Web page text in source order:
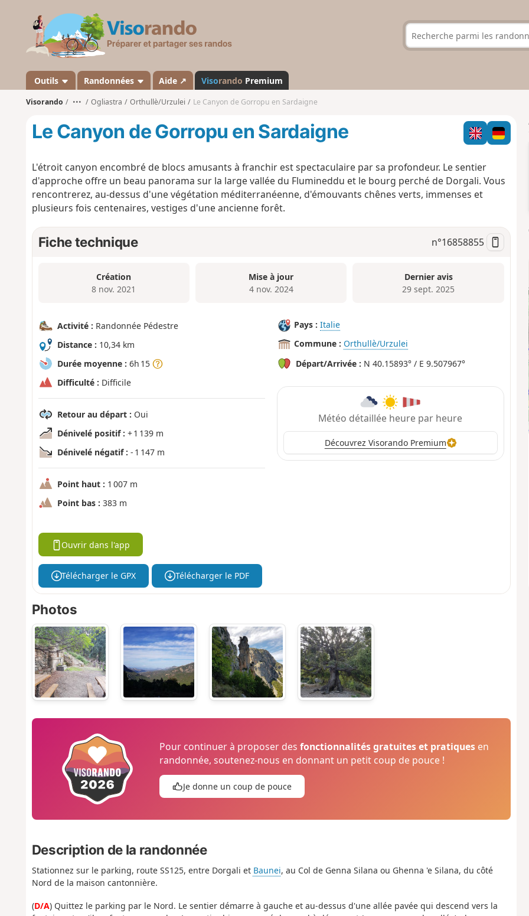
s
a
n
d
Outils Randonnées Aide ↗ Visorando Premium
Visorando ••• Ogliastra Orthullè/Urzulei Le Canyon de Gorropu en Sardaigne
Le Canyon de Gorropu en Sardaigne
L'étroit canyon encombré de blocs amusants à franchir est spectaculaire par sa profondeur. Le sentier
d'approche offre un beau panorama sur la large vallée du Flumineddu et le bourg perché de Dorgali. Vous
rencontrerez, au-dessus d'une végétation méditerranéenne, d'émouvants chênes verts, immenses et
plusieurs fois centenaires, vestiges d'une ancienne forêt.
Fiche technique n°16858855
Création
8 nov. 2021
Mise à jour
4 nov. 2024
Dernier avis
29 sept. 2025
Activité : Randonnée Pédestre
Distance : 10,34 km
Durée moyenne : 6h 15
Difficulté : Difficile
Retour au départ : Oui
Dénivelé positif : + 1 139 m
Dénivelé négatif : - 1 147 m
Point haut : 1 007 m
Point bas : 383 m
Pays : Italie
Commune : Orthullè/Urzulei
Départ/Arrivée : N 40.15893° / E 9.507967°
Météo détaillée heure par heure
Découvrez Visorando Premium
Ouvrir dans l'app
Télécharger le GPX Télécharger le PDF
Photos
Pour continuer à proposer desfonctionnalités gratuites et pratiques en
randonnée, soutenez-nous en donnant un petit coup de pouce !
Je donne un coup de pouce
Description de la randonnée
Stationnez sur le parking, route SS125, entre Dorgali et Baunei, au Col de Genna Silana ou Ghenna 'e Silana, du côté
Nord de la maison cantonnière.
(D/A) Quittez le parking par le Nord. Le sentier démarre à gauche et au-dessus d'une allée pavée qui descend vers la